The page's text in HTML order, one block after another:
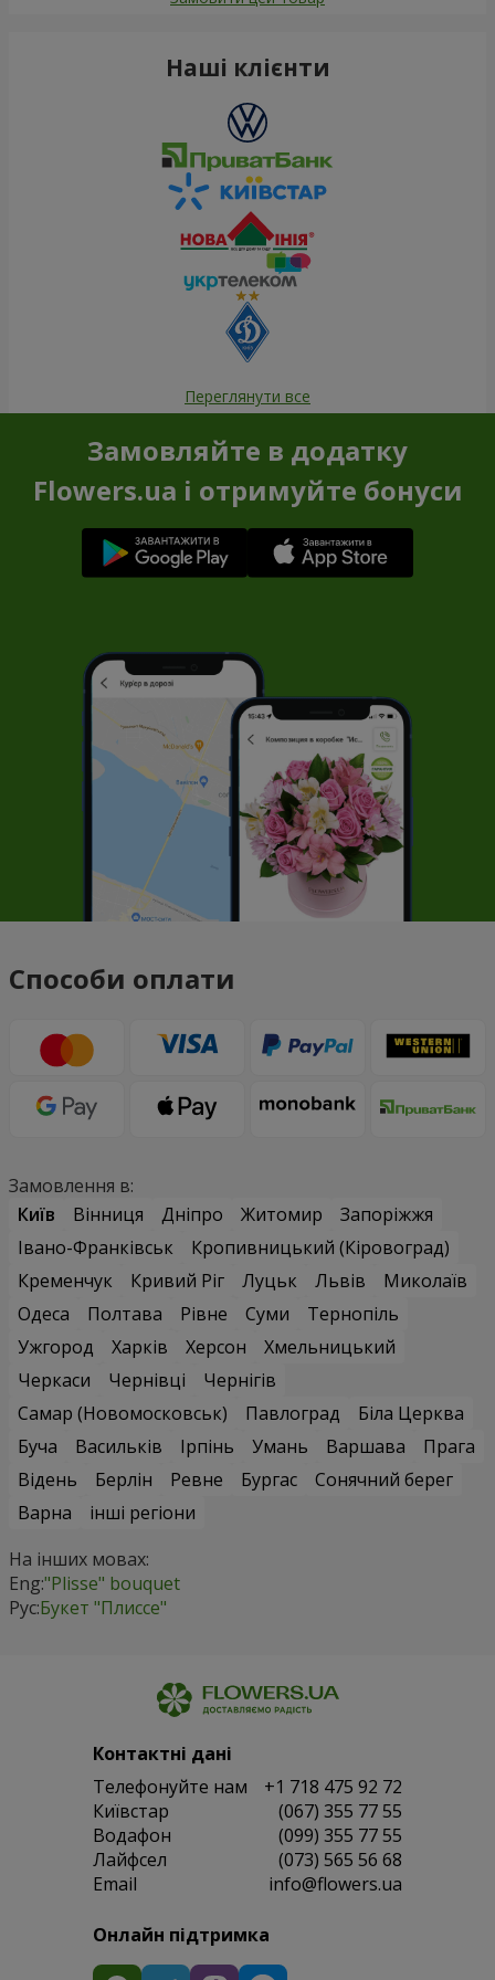
Наші клієнти
Переглянути все
Замовляйте в додатку
Flowers.ua і отримуйте бонуси
Способи оплати
Замовлення в:
Київ
Вінниця Дніпро Житомир
Запоріжжя
Івано-Франківськ
Кропивницький (Кіровоград)
Кременчук
Кривий Ріг Луцьк Львів
Миколаїв
Одеса
Полтава Рівне Суми
Тернопіль
Ужгород
Харків Херсон
Хмельницький
Черкаси
Чернівці
Чернігів
Самар (Новомосковськ)
Павлоград
Біла Церква
Буча
Васильків Ірпінь Умань Варшава
Прага
Відень
Берлін Ревне Бургас
Сонячний берег
Варна
інші регіони
На інших мовах:
Eng:"Plisse" bouquet
Рус:Букет "Плиссе"
Контактні дані
Телефонуйте нам
+1 718 475 92 72
Київстар
(067) 355 77 55
Водафон
(099) 355 77 55
Лайфсел
(073) 565 56 68
Email
info@flowers.ua
Онлайн підтримка